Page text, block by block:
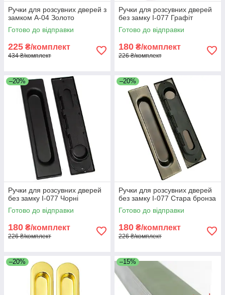
Ручки для розсувних дверей з
замком A-04 Золото
Готово до відправки
225 ₴/комплект
434 ₴/комплект
Ручки для розсувних дверей
без замку I-077 Графіт
Готово до відправки
180 ₴/комплект
226 ₴/комплект
–20%
Ручки для розсувних дверей
без замку I-077 Чорні
Готово до відправки
180 ₴/комплект
226 ₴/комплект
–20%
Ручки для розсувних дверей
без замку I-077 Стара бронза
Готово до відправки
180 ₴/комплект
226 ₴/комплект
–20% –15%